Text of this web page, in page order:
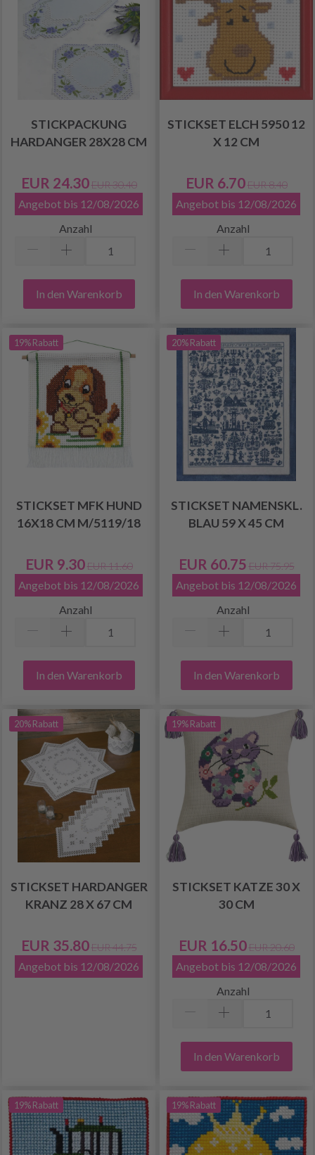
STICKPACKUNG
HARDANGER 28X28 CM
EUR 24.30 EUR 30.40
Angebot bis 12/08/2026
Anzahl
In den Warenkorb
STICKSET ELCH 5950 12
X 12 CM
EUR 6.70 EUR 8.40
Angebot bis 12/08/2026
Anzahl
In den Warenkorb
19% Rabatt
STICKSET MFK HUND
16X18 CM M/5119/18
EUR 9.30 EUR 11.60
Angebot bis 12/08/2026
Anzahl
In den Warenkorb
20% Rabatt
STICKSET NAMENSKL.
BLAU 59 X 45 CM
EUR 60.75 EUR 75.95
Angebot bis 12/08/2026
Anzahl
In den Warenkorb
20% Rabatt
STICKSET HARDANGER
KRANZ 28 X 67 CM
EUR 35.80 EUR 44.75
Angebot bis 12/08/2026
19% Rabatt
STICKSET KATZE 30 X
30 CM
EUR 16.50 EUR 20.60
Angebot bis 12/08/2026
Anzahl
In den Warenkorb
19% Rabatt 19% Rabatt